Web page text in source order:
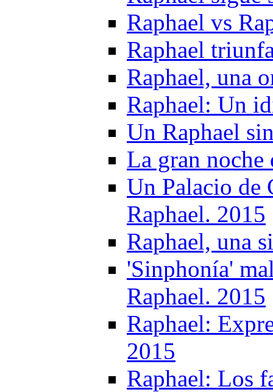
Raphael vs
Raphael
Raphael, una
Raphael: Un
Un Raphael
La gran noche
Un Palacio de
Raphael. 2015
Raphael, una
'Sinphonía'
Raphael. 2015
Raphael:
2015
Raphael: Los